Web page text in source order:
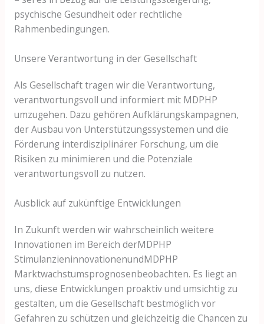
psychische Gesundheit oder rechtliche
Rahmenbedingungen.
Unsere Verantwortung in der Gesellschaft
Als Gesellschaft tragen wir die Verantwortung,
verantwortungsvoll und informiert mit MDPHP
umzugehen. Dazu gehören Aufklärungskampagnen,
der Ausbau von Unterstützungssystemen und die
Förderung interdisziplinärer Forschung, um die
Risiken zu minimieren und die Potenziale
verantwortungsvoll zu nutzen.
Ausblick auf zukünftige Entwicklungen
In Zukunft werden wir wahrscheinlich weitere
Innovationen im Bereich derMDPHP
StimulanzieninnovationenundMDPHP
Marktwachstumsprognosenbeobachten. Es liegt an
uns, diese Entwicklungen proaktiv und umsichtig zu
gestalten, um die Gesellschaft bestmöglich vor
Gefahren zu schützen und gleichzeitig die Chancen zu